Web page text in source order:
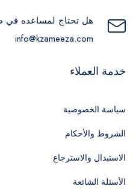
هل تحتاج لمساعده في
info@kzameeza.com
خدمة العملاء
سياسة الخصوصية
الشروط والأحكام
الاستبدال والاسترجاع
الأسئلة الشائعة